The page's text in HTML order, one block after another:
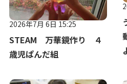
2026年7月 6日 15:25
STEAM 万華鏡作り ４
歳児ぱんだ組